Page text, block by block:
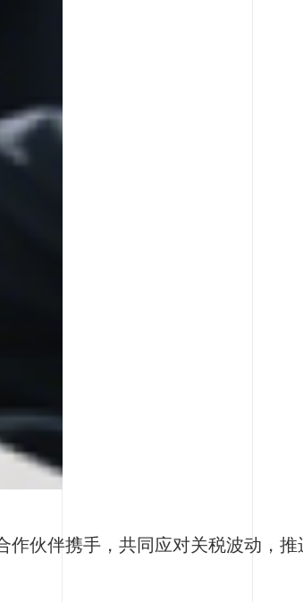
作伙伴携手，共同应对关税波动，